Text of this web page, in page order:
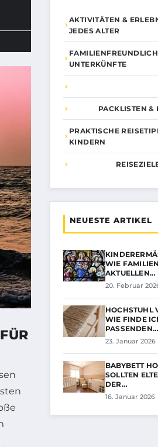
AKTIVITÄTEN &
JEDES ALTER
UNTERKÜNFTE
PACKLISTEN &
PRAKTISCHE
KINDERN
NEUESTE ARTIKEL
IE FAMILIEN
KTUELLEN…
20. Februar
HOCHSTUHL
WIE FINDE
PASSENDEN…
23. Januar 2026
BABYBETT
SOLLTEN
DER…
16. Januar 2026